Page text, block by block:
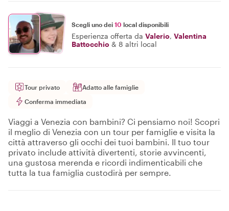
Scegli uno dei 10 local disponibili
Esperienza offerta da Valerio, Valentina
Battocchio & 8 altri local
Tour privato
Adatto alle famiglie
Conferma immediata
Viaggi a Venezia con bambini? Ci pensiamo noi! Scopri
il meglio di Venezia con un tour per famiglie e visita la
città attraverso gli occhi dei tuoi bambini. Il tuo tour
privato include attività divertenti, storie avvincenti,
una gustosa merenda e ricordi indimenticabili che
tutta la tua famiglia custodirà per sempre.